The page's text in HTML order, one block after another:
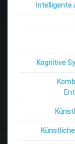
Intelligente
Kognitive